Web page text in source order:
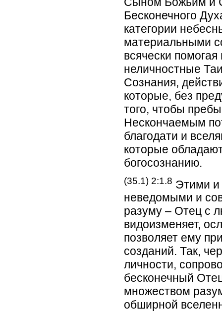
Бесконечного
категории
материальными
всячески
неличностные
Сознания,
которые, без
того, чтобы
Нескончаемым
благодати и
которые
богосознанию.
(35.1) 2:1.8 Этими и
неведомыми и
разуму – Отец с
видоизменяет,
позволяет ему
созданий. Так,
личности,
бесконечный
множеством
обширной